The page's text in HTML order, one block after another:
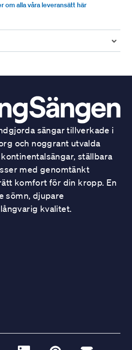
om alla våra leveransätt här
sängar tillverkade i
och noggrant utvalda
ställbara
med genomtänkt
komfort för din kropp. En
sömn, djupare
kvalitet.